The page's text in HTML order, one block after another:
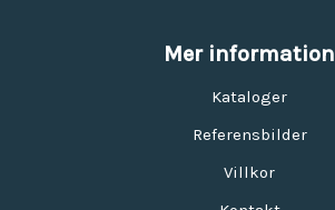
Mer information
Kataloger
Referensbilder
Villkor